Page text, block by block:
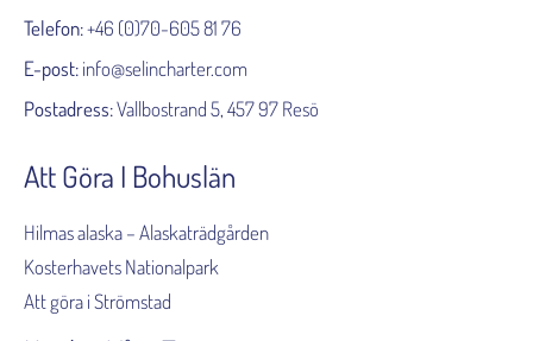
Telefon:+46 (0)70-605 81 76
E-post:info@selincharter.com
Postadress:Vallbostrand 5, 457 97 Resö
Att Göra I Bohuslän
Hilmas alaska – Alaskaträdgården
Kosterhavets Nationalpark
Att göra i Strömstad